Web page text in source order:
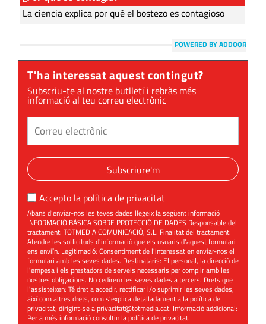
La ciencia explica por qué el bostezo es contagioso
POWERED BY ADDOOR
T'ha interessat aquest contingut?
Subscriu-te al nostre butlletí i rebràs més
informació al teu correu electrònic
Subscriure'm
Accepto la política de privacitat
Abans d'enviar-nos les teves dades llegeix la següent informació
INFORMACIÓ BÀSICA SOBRE PROTECCIÓ DE DADES Responsable del
tractament: TOTMEDIA COMUNICACIÓ, S.L. Finalitat del tractament:
Atendre les sol·licituds d'informació que els usuaris d'aquest formulari
ens enviïn. Legitimació: Consentiment de l'interessat en enviar-nos el
formulari amb les seves dades. Destinataris: El personal, la direcció de
l'empesa i els prestadors de serveis necessaris per complir amb les
nostres obligacions. No cedirem les seves dades a tercers. Drets que
l'assisteixen: Té dret a accedir, rectificar i/o suprimir les seves dades,
així com altres drets, com s'explica detalladament a la política de
privacitat, dirigint-se aprivacitat@totmedia.cat. Informació addicional:
Per a més informació consultin lapolítica de privacitat.